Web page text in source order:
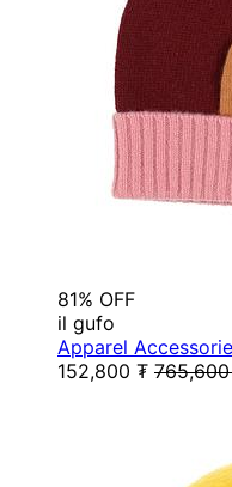
81% OFF
il gufo
Apparel
152,800 ₮ 765,600